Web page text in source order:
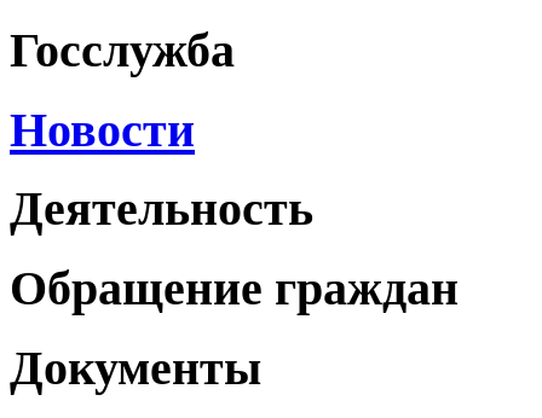
Госслужба
Новости
Деятельность
Обращение граждан
Документы